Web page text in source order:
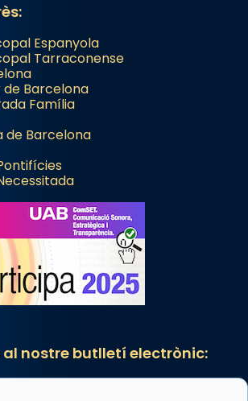
Espanyola
Tarraconense
de Barcelona
Família
de Barcelona
nostre butlletí electrònic: